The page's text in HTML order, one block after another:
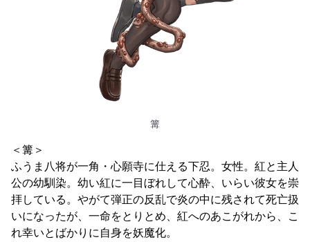
篝
＜篝＞
ふうま八将が一角・心願寺に仕える下忍。女性。紅と主人
公の幼馴染。幼い紅に一目ぼれして心酔、いらい彼女を崇
拝している。やがて弾正の反乱で炎の中に残されて死亡扱
いになったが、一命をとりとめ、紅へのあこがれから、こ
れ幸いとばかりに自身を妖魔化。